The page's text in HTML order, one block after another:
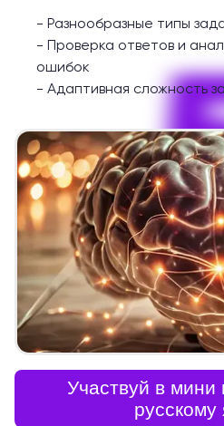
- Разнообразные типы
- Проверка ответов и
ошибок
- Адаптивная сложность
Участвуй в мини
русскому